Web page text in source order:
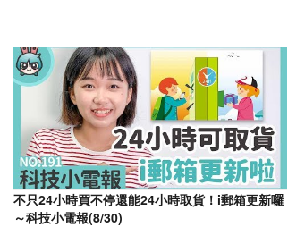
不只24小時買不停還能24小時取貨！i郵箱更新囉
～科技小電報(8/30)